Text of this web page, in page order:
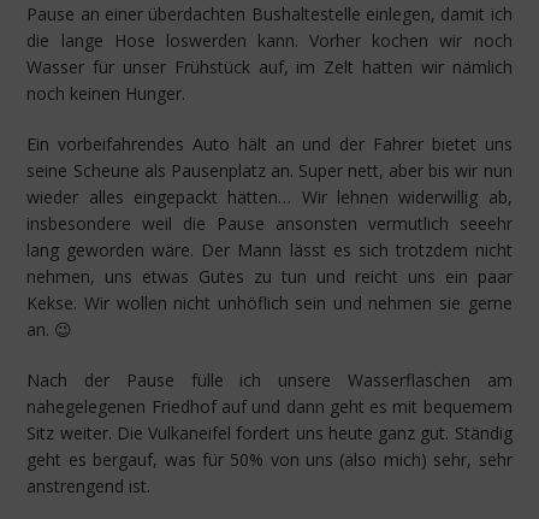
Pause an einer überdachten Bushaltestelle einlegen, damit ich
die lange Hose loswerden kann. Vorher kochen wir noch
Wasser für unser Frühstück auf, im Zelt hatten wir nämlich
noch keinen Hunger.
Ein vorbeifahrendes Auto hält an und der Fahrer bietet uns
seine Scheune als Pausenplatz an. Super nett, aber bis wir nun
wieder alles eingepackt hätten… Wir lehnen widerwillig ab,
insbesondere weil die Pause ansonsten vermutlich seeehr
lang geworden wäre. Der Mann lässt es sich trotzdem nicht
nehmen, uns etwas Gutes zu tun und reicht uns ein paar
Kekse. Wir wollen nicht unhöflich sein und nehmen sie gerne
an. 😉
Nach der Pause fülle ich unsere Wasserflaschen am
nahegelegenen Friedhof auf und dann geht es mit bequemem
Sitz weiter. Die Vulkaneifel fordert uns heute ganz gut. Ständig
geht es bergauf, was für 50% von uns (also mich) sehr, sehr
anstrengend ist.